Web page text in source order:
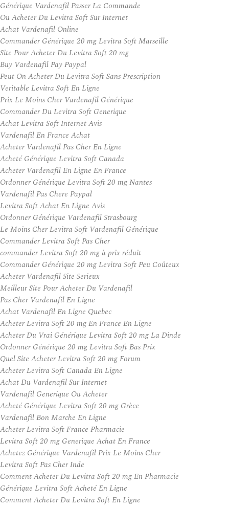
Générique Vardenafil Passer La Commande
Ou Acheter Du Levitra Soft Sur Internet
Achat Vardenafil Online
Commander Générique 20 mg Levitra Soft Marseille
Site Pour Acheter Du Levitra Soft 20 mg
Buy Vardenafil Pay Paypal
Peut On Acheter Du Levitra Soft Sans Prescription
Veritable Levitra Soft En Ligne
Prix Le Moins Cher Vardenafil Générique
Commander Du Levitra Soft Generique
Achat Levitra Soft Internet Avis
Vardenafil En France Achat
Acheter Vardenafil Pas Cher En Ligne
Acheté Générique Levitra Soft Canada
Acheter Vardenafil En Ligne En France
Ordonner Générique Levitra Soft 20 mg Nantes
Vardenafil Pas Chere Paypal
Levitra Soft Achat En Ligne Avis
Ordonner Générique Vardenafil Strasbourg
Le Moins Cher Levitra Soft Vardenafil Générique
Commander Levitra Soft Pas Cher
commander Levitra Soft 20 mg à prix réduit
Commander Générique 20 mg Levitra Soft Peu Coûteux
Acheter Vardenafil Site Serieux
Meilleur Site Pour Acheter Du Vardenafil
Pas Cher Vardenafil En Ligne
Achat Vardenafil En Ligne Quebec
Acheter Levitra Soft 20 mg En France En Ligne
Acheter Du Vrai Générique Levitra Soft 20 mg La Dinde
Ordonner Générique 20 mg Levitra Soft Bas Prix
Quel Site Acheter Levitra Soft 20 mg Forum
Acheter Levitra Soft Canada En Ligne
Achat Du Vardenafil Sur Internet
Vardenafil Generique Ou Acheter
Acheté Générique Levitra Soft 20 mg Grèce
Vardenafil Bon Marche En Ligne
Acheter Levitra Soft France Pharmacie
Levitra Soft 20 mg Generique Achat En France
Achetez Générique Vardenafil Prix Le Moins Cher
Levitra Soft Pas Cher Inde
Comment Acheter Du Levitra Soft 20 mg En Pharmacie
Générique Levitra Soft Acheté En Ligne
Comment Acheter Du Levitra Soft En Ligne